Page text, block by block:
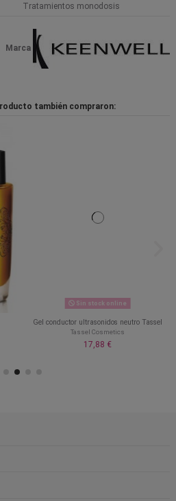
Tratamientos monodosis
Marca
también compraron:
Sin stock online
Gel conductor ultrasonidos neutro Tassel
Tassel Cosmetics
17,88 €